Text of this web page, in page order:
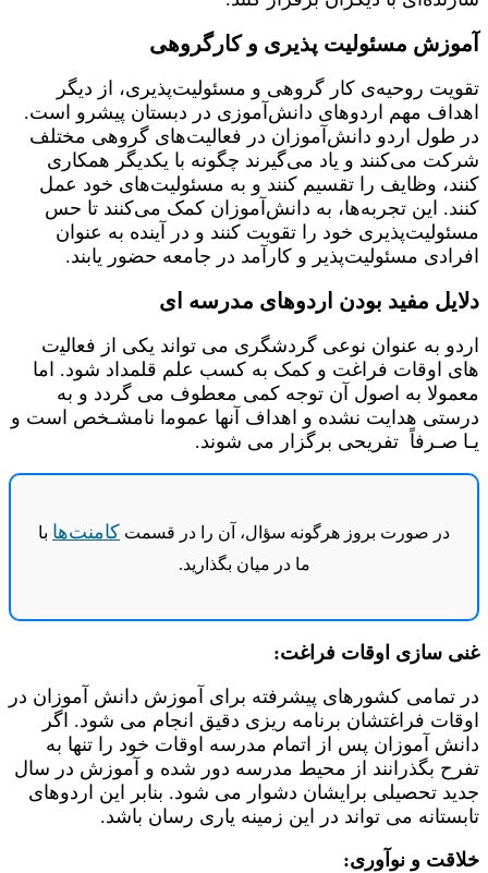
آموزش مسئولیت پذیری و کارگروهی
تقویت روحیه‌ی کار گروهی و مسئولیت‌پذیری، از دیگر
اهداف مهم اردوهای دانش‌آموزی در دبستان پیشرو است.
در طول اردو دانش‌آموزان در فعالیت‌های گروهی مختلف
شرکت می‌کنند و یاد می‌گیرند چگونه با یکدیگر همکاری
کنند، وظایف را تقسیم کنند و به مسئولیت‌های خود عمل
کنند. این تجربه‌ها، به دانش‌آموزان کمک می‌کنند تا حس
مسئولیت‌پذیری خود را تقویت کنند و در آینده به عنوان
افرادی مسئولیت‌پذیر و کارآمد در جامعه حضور یابند.
دلایل مفید بودن اردوهای مدرسه ای
اردو ﺑﻪ ﻋﻨﻮان ﻧﻮﻋﯽ ﮔﺮدﺷﮕﺮی می تواند ﯾﮑﯽ از ﻓﻌﺎﻟﯿت
ﻫﺎی اوﻗﺎت ﻓﺮاﻏﺖ و کمک به کسب علم ﻗﻠﻤﺪاد ﺷﻮد. اﻣﺎ
معمولا به اصول آن ﺗﻮﺟﻪ ﮐﻤﯽ ﻣﻌﻄﻮف می گردد و ﺑﻪ
درﺳﺘﯽ ﻫﺪاﯾﺖ ﻧﺸﺪه و اﻫﺪاف آنها ﻋﻤﻮﻣا ﻧﺎﻣﺸـﺨﺺ است و
ﯾـﺎ ﺻـﺮﻓﺎً ﺗﻔﺮیحی برگزار می شوند.
در صورت بروز هرگونه سؤال، آن را در قسمت کامنت‌ها با
ما در میان بگذارید.
غنی سازی اوقات فراغت:
در تمامی کشورهای پیشرفته برای آموزش دانش آموزان در
اوقات فراغتشان برنامه ریزی دقیق انجام می شود. اگر
دانش آموزان پس از اتمام مدرسه اوقات خود را تنها به
تفرح بگذرانند از محیط مدرسه دور شده و آموزش در سال
جدید تحصیلی برایشان دشوار می شود. بنابر این اردوهای
تابستانه می تواند در این زمینه یاری رسان باشد.
خلاقت و نوآوری: